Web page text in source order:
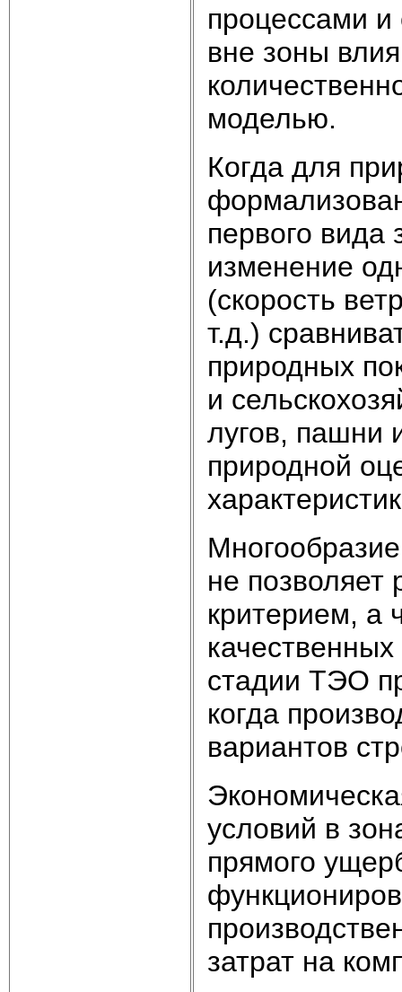
процессами и
вне зоны
моделью.
Когда для
первого вида
изменение
(скорость
т.д.)
природных
и
лугов, пашни
природной
не позволяет
критерием, а
стадии ТЭО
когда
вариантов
условий в
прямого
затрат на